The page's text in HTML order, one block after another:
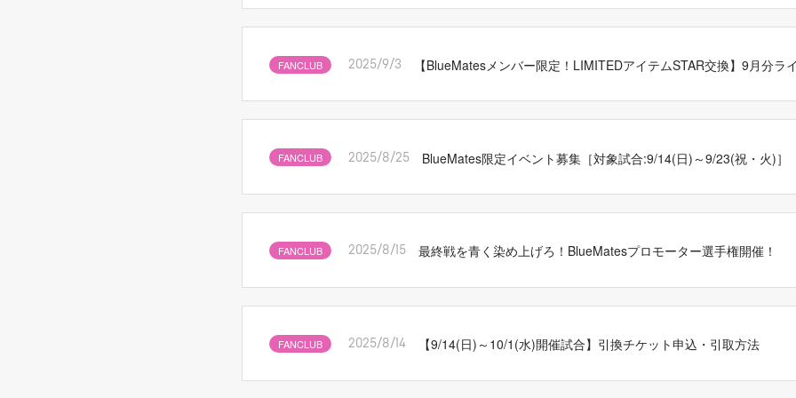
FANCLUB 2025/9/3 【BlueMatesメンバー限定！LIMITEDアイテムSTAR交換】9月分ラ
FANCLUB 2025/8/25 BlueMates限定イベント募集［対象試合:9/14(日)～9/23(祝・火)］
FANCLUB 2025/8/15 最終戦を青く染め上げろ！BlueMatesプロモーター選手権開催！
FANCLUB 2025/8/14 【9/14(日)～10/1(水)開催試合】引換チケット申込・引取方法